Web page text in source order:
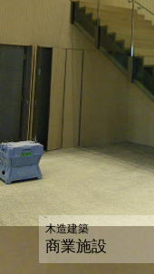
木造建築
商業施設